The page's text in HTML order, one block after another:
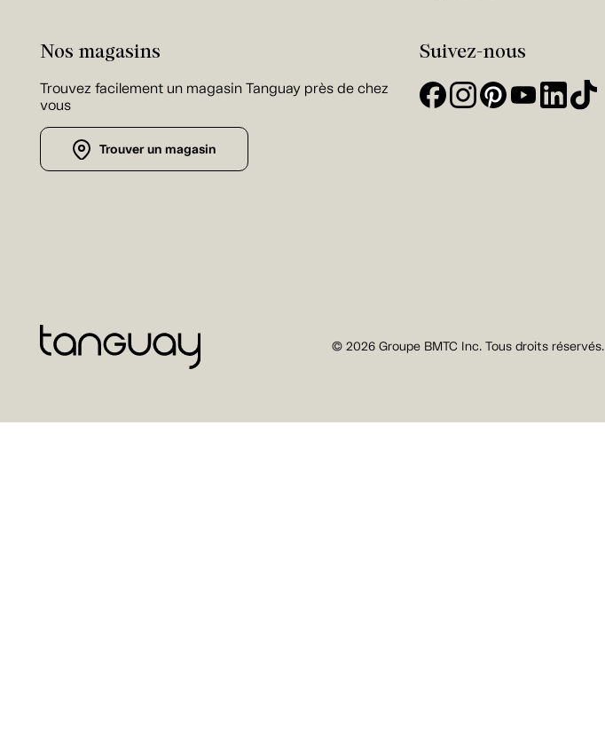
Nos magasins
Trouvez facilement un magasin Tanguay près de chez
vous
Trouver un magasin
Suivez-nous
© 2026 Groupe BMTC Inc. Tous droits réservés.